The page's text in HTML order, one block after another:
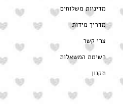
מדיניות משלוחים
מדריך מידות
צרי קשר
רשימת המשאלות
תקנון